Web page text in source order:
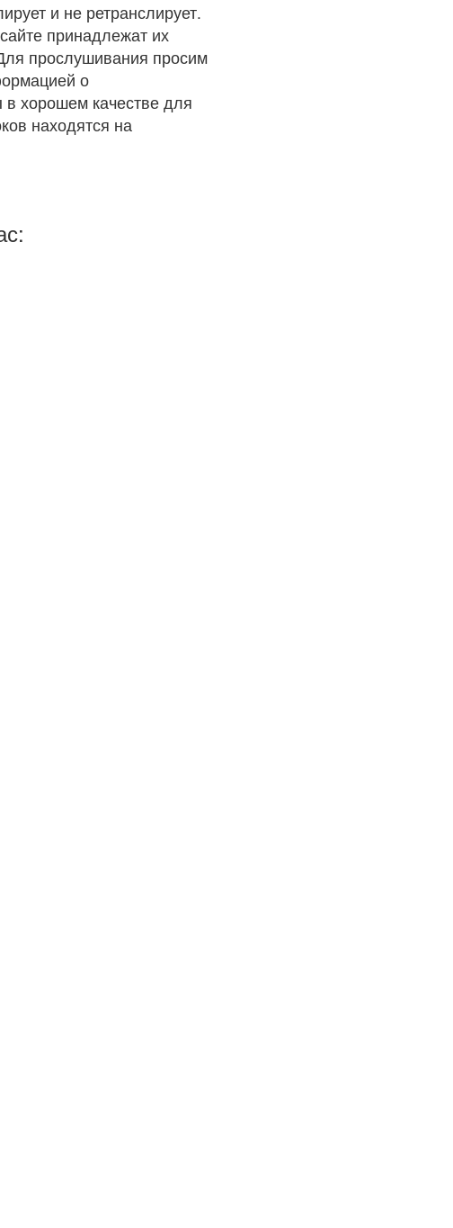
и не ретранслирует.
принадлежат их
прослушивания просим
о
в хорошем качестве для
находятся на